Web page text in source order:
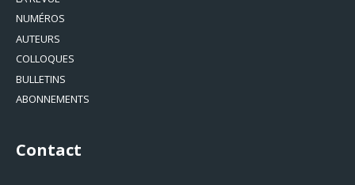
NUMÉROS
AUTEURS
COLLOQUES
BULLETINS
ABONNEMENTS
Contact